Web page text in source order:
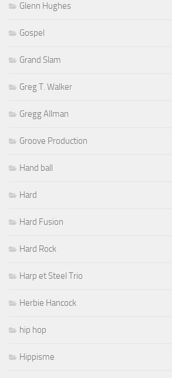
Glenn Hughes
Gospel
Grand Slam
Greg T. Walker
Gregg Allman
Groove Production
Hand ball
Hard
Hard Fusion
Hard Rock
Harp et Steel Trio
Herbie Hancock
hip hop
Hippisme